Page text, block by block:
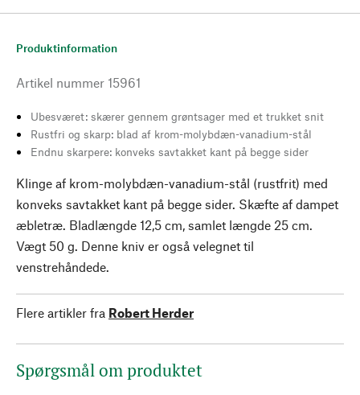
Produktinformation
Artikel nummer 15961
Ubesværet: skærer gennem grøntsager med et trukket snit
Rustfri og skarp: blad af krom-molybdæn-vanadium-stål
Endnu skarpere: konveks savtakket kant på begge sider
Klinge af krom-molybdæn-vanadium-stål (rustfrit) med
konveks savtakket kant på begge sider. Skæfte af dampet
æbletræ. Bladlængde 12,5 cm, samlet længde 25 cm.
Vægt 50 g. Denne kniv er også velegnet til
venstrehåndede.
Flere artikler fra Robert Herder
Spørgsmål om produktet